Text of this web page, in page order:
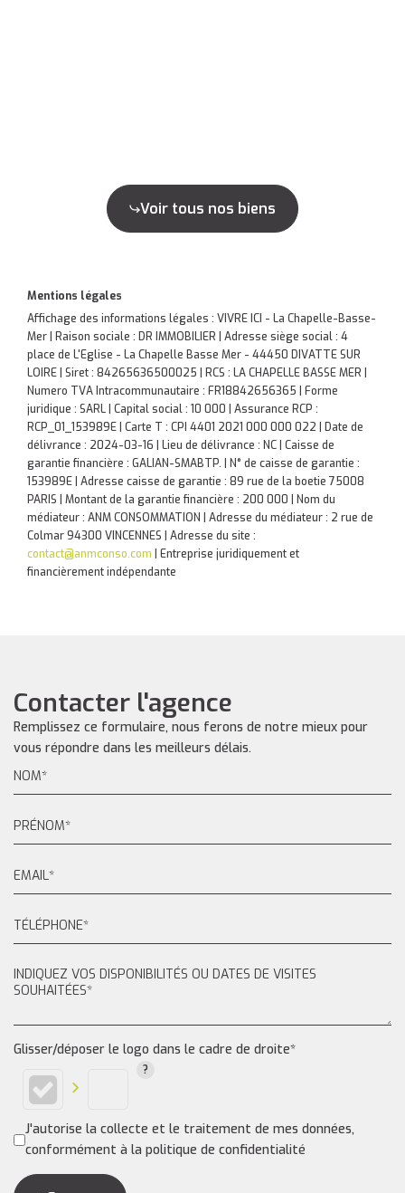
Voir tous nos biens
Mentions légales
Affichage des informations légales : VIVRE ICI - La Chapelle-Basse-
Mer | Raison sociale : DR IMMOBILIER | Adresse siège social : 4
place de L'Eglise - La Chapelle Basse Mer - 44450 DIVATTE SUR
LOIRE | Siret : 84265636500025 | RCS : LA CHAPELLE BASSE MER |
Numero TVA Intracommunautaire : FR18842656365 | Forme
juridique : SARL | Capital social : 10 000 | Assurance RCP :
RCP_01_153989E | Carte T : CPI 4401 2021 000 000 022 | Date de
délivrance : 2024-03-16 | Lieu de délivrance : NC | Caisse de
garantie financière : GALIAN-SMABTP. | N° de caisse de garantie :
153989E | Adresse caisse de garantie : 89 rue de la boetie 75008
PARIS | Montant de la garantie financière : 200 000 | Nom du
médiateur : ANM CONSOMMATION | Adresse du médiateur : 2 rue de
Colmar 94300 VINCENNES | Adresse du site :
contact@anmconso.com
Entreprise juridiquement et
financièrement indépendante
Contacter l'agence
Remplissez ce formulaire, nous ferons de notre mieux pour
vous répondre dans les meilleurs délais.
Glisser/déposer le logo dans le cadre de droite*
J'autorise la collecte et le traitement de mes données,
conformément à la politique de confidentialité